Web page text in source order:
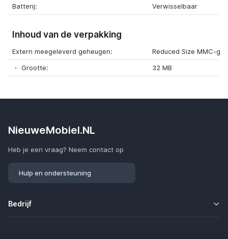
Batterij: Verwisselbaar
Inhoud van de verpakking
Extern meegeleverd geheugen:
Reduced Size MMC-
Grootte:
32 MB
NieuweMobiel.NL
Heb je een vraag? Neem contact op
Hulp en ondersteuning
Bedrijf